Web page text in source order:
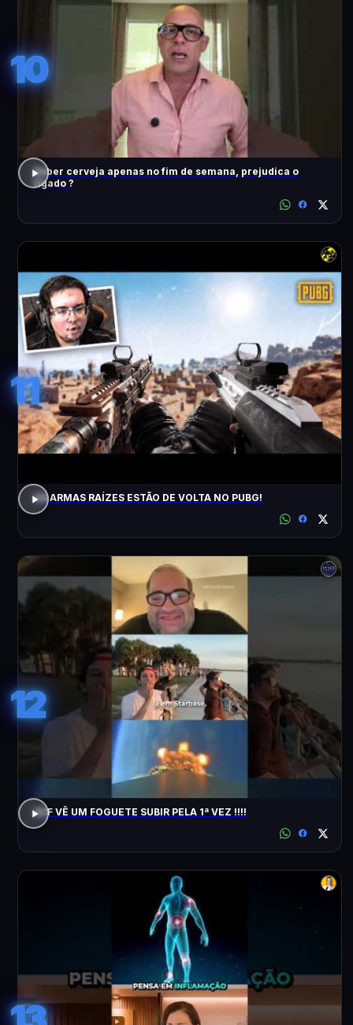
10
Beber cerveja apenas no fim de semana, prejudica o
fígado ?
11
AS ARMAS RAÍZES ESTÃO DE VOLTA NO PUBG!
12
ACF VÊ UM FOGUETE SUBIR PELA 1ª VEZ !!!!